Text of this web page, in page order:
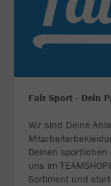
Fair Sport - Dein
Wir sind Deine
Deinen
uns im
Sortiment und